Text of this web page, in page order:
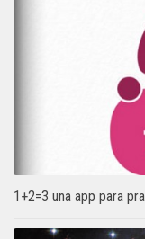
1+2=3 una app para